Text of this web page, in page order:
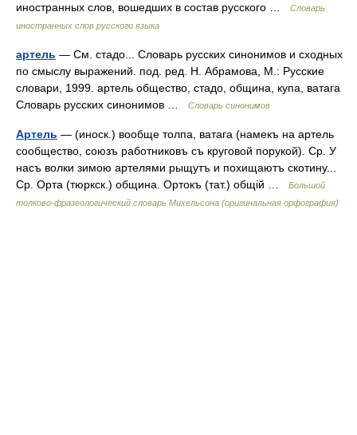
иностранных слов, вошедших в состав русского …
Словарь
иностранных слов русского языка
артель — См. стадо... Словарь русских синонимов и сходных
по смыслу выражений. под. ред. Н. Абрамова, М.: Русские
словари, 1999. артель общество, стадо, община, купа, ватага
Словарь русских синонимов …
Словарь синонимов
Артель — (иноск.) вообще толпа, ватага (намекъ на артель
сообщество, союзъ работниковъ съ круговой порукой). Ср. У
насъ волки зимою артелями рыщутъ и похищаютъ скотину...
Ср. Орта (тюркск.) община. Ортокъ (тат.) общій …
Большой
толково-фразеологический словарь Михельсона (оригинальная орфография)